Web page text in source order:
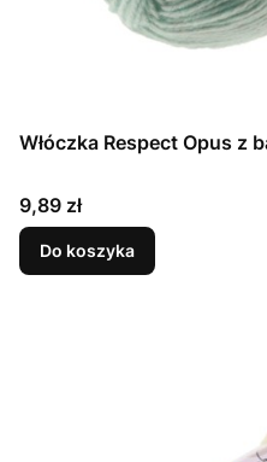
Włóczka Respect Opus z
Cena
9,89 zł
Do koszyka